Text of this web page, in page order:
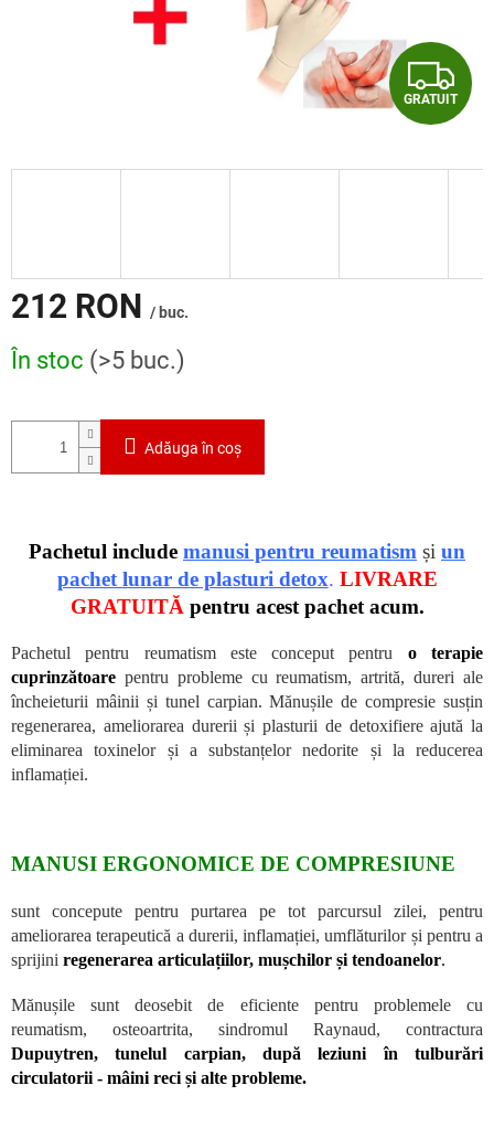
G
R
A
GRATUIT
212 RON / buc.
Evaluare
preţ:
În stoc (>5 buc.)
Adăuga în coş
Pachetul include manusi pentru reumatism și un
pachet lunar de plasturi detox. LIVRARE
GRATUITĂ pentru acest pachet acum.
Pachetul pentru reumatism este conceput pentru o terapie
cuprinzătoare pentru probleme cu reumatism, artrită, dureri ale
încheieturii mâinii și tunel carpian. Mănușile de compresie susțin
regenerarea, ameliorarea durerii și plasturii de detoxifiere ajută la
eliminarea toxinelor și a substanțelor nedorite și la reducerea
inflamației.
MANUSI ERGONOMICE DE COMPRESIUNE
sunt concepute pentru purtarea pe tot parcursul zilei, pentru
ameliorarea terapeutică a durerii, inflamației, umflăturilor și pentru a
sprijini regenerarea articulațiilor, mușchilor și tendoanelor.
Mănușile sunt deosebit de eficiente pentru problemele cu
reumatism, osteoartrita, sindromul Raynaud, contractura
Dupuytren, tunelul carpian, după leziuni în tulburări
circulatorii - mâini reci și alte probleme.